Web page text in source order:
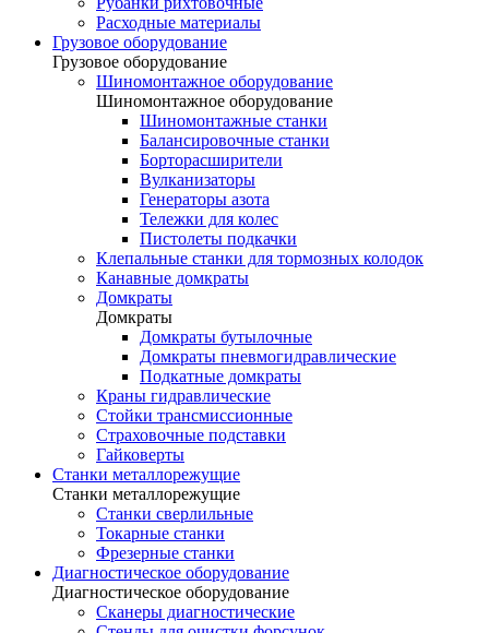
Расходные материалы
Грузовое оборудование
Грузовое оборудование
Шиномонтажное оборудование
Шиномонтажное оборудование
Шиномонтажные станки
Балансировочные станки
Борторасширители
Вулканизаторы
Генераторы азота
Тележки для колес
Пистолеты подкачки
Клепальные станки для тормозных колодок
Канавные домкраты
Домкраты
Домкраты
Домкраты бутылочные
Домкраты пневмогидравлические
Подкатные домкраты
Краны гидравлические
Стойки трансмиссионные
Страховочные подставки
Гайковерты
Станки металлорежущие
Станки металлорежущие
Станки сверлильные
Токарные станки
Фрезерные станки
Диагностическое оборудование
Диагностическое оборудование
Сканеры диагностические